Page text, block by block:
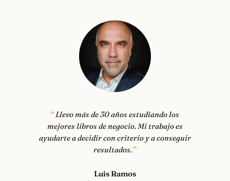
Llevo más de 30 años estudiando los
mejores libros de negocio. Mi trabajo es
ayudarte a decidir con criterio y a conseguir
resultados.
Luis Ramos